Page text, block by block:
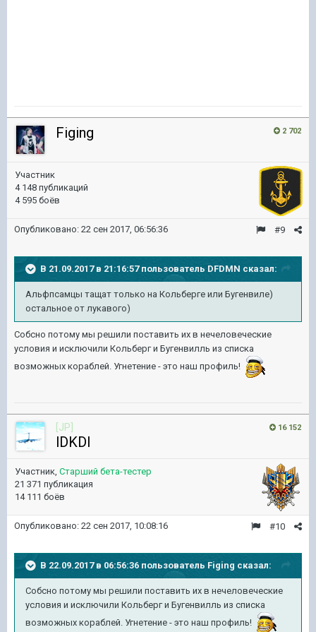
2 702
Figing
Участник
4 148 публикаций
4 595 боёв
#9
Опубликовано: 22 сен 2017, 06:56:36
В 21.09.2017 в 21:16:57 пользователь DFDMN сказал:
Альфпсамцы тащат только на Кольберге или Бугенвиле)
остальное от лукавого)
Собсно потому мы решили поставить их в нечеловеческие
условия и исключили Кольберг и Бугенвилль из списка
возможных кораблей. Угнетение - это наш профиль!
16 152
[JP]
lDKDl
Участник, Старший бета-тестер
21 371 публикация
14 111 боёв
#10
Опубликовано: 22 сен 2017, 10:08:16
В 22.09.2017 в 06:56:36 пользователь Figing сказал:
Собсно потому мы решили поставить их в нечеловеческие
условия и исключили Кольберг и Бугенвилль из списка
возможных кораблей. Угнетение - это наш профиль!